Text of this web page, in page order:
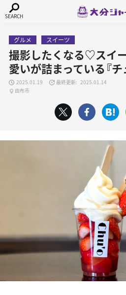
グルメ スイーツ
撮影したくなる♡スイ
愛いが詰まっている『チ
2025.01.19
2025.01.14
由布市